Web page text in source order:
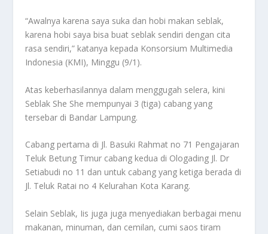
“Awalnya karena saya suka dan hobi makan seblak,
karena hobi saya bisa buat seblak sendiri dengan cita
rasa sendiri,” katanya kepada Konsorsium Multimedia
Indonesia (KMI), Minggu (9/1).
Atas keberhasilannya dalam menggugah selera, kini
Seblak She She mempunyai 3 (tiga) cabang yang
tersebar di Bandar Lampung.
Cabang pertama di Jl. Basuki Rahmat no 71 Pengajaran
Teluk Betung Timur cabang kedua di Ologading Jl. Dr
Setiabudi no 11 dan untuk cabang yang ketiga berada di
Jl. Teluk Ratai no 4 Kelurahan Kota Karang.
Selain Seblak, Iis juga juga menyediakan berbagai menu
makanan, minuman, dan cemilan, cumi saos tiram